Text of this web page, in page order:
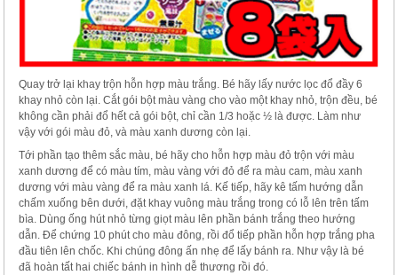
Quay trở lại khay trộn hỗn hợp màu trắng. Bé hãy lấy nước lọc đổ đầy 6
khay nhỏ còn lại. Cắt gói bột màu vàng cho vào một khay nhỏ, trộn đều, bé
không cần phải đổ hết cả gói bột, chỉ cần 1/3 hoặc ½ là được. Làm như
vậy với gói màu đỏ, và màu xanh dương còn lại.
Tới phần tạo thêm sắc màu, bé hãy cho hỗn hợp màu đỏ trộn với màu
xanh dương để có màu tím, màu vàng với đỏ để ra màu cam, màu xanh
dương với màu vàng để ra màu xanh lá. Kế tiếp, hãy kê tấm hướng dẫn
chấm xuống bên dưới, đặt khay vuông màu trắng trong có lỗ lên trên tấm
bìa. Dùng ống hút nhỏ từng giọt màu lên phần bánh trắng theo hướng
dẫn. Để chứng 10 phút cho màu đông, rồi đổ tiếp phần hỗn hợp trắng pha
đầu tiên lên chốc. Khi chúng đông ấn nhẹ để lấy bánh ra. Như vậy là bé
đã hoàn tất hai chiếc bánh in hình dễ thương rồi đó.